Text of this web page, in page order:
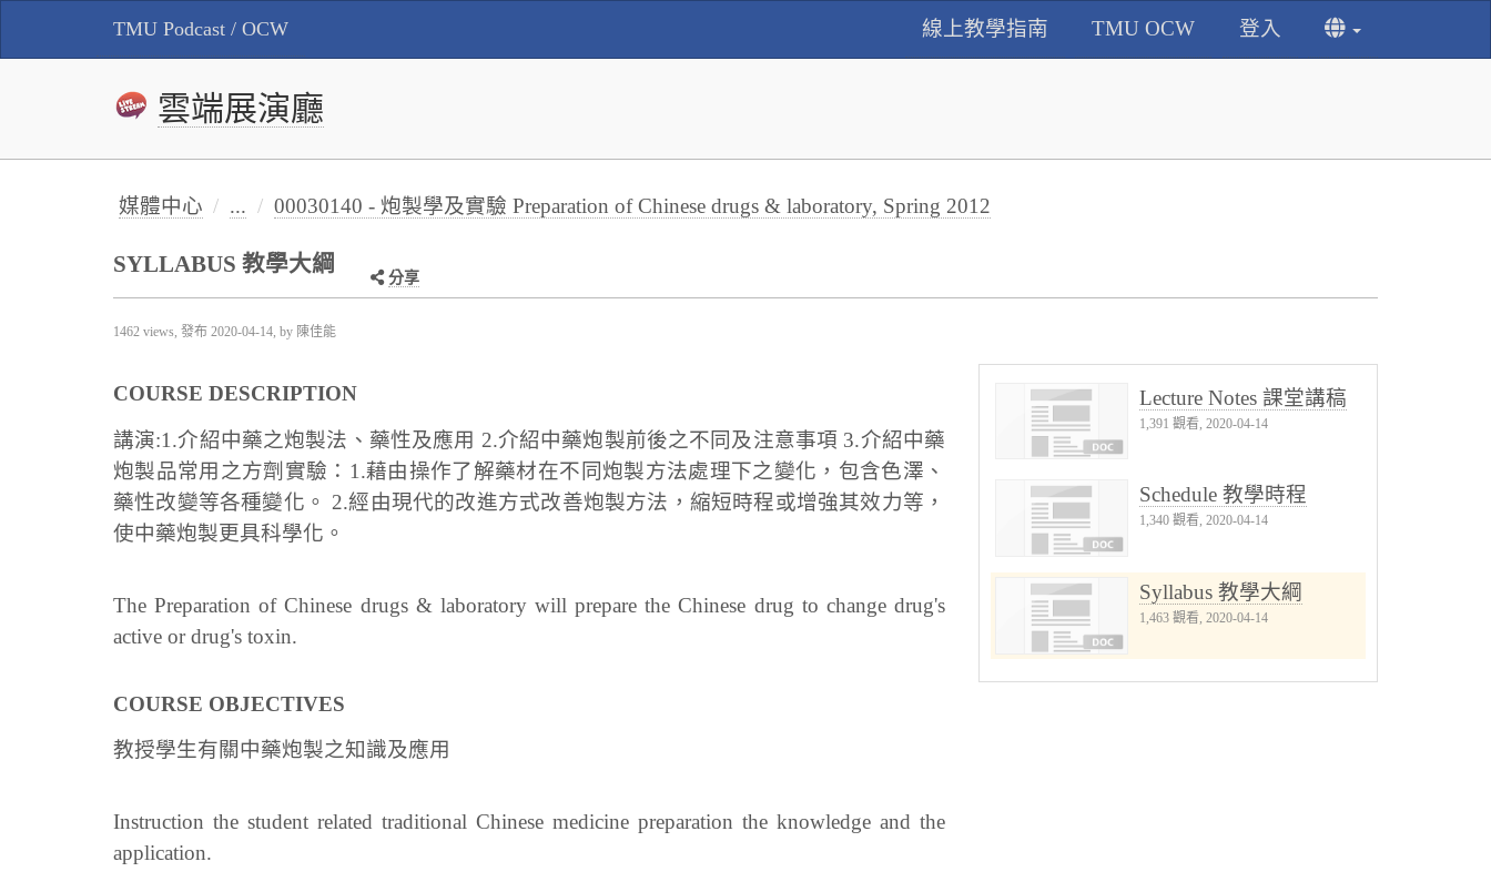
TMU Podcast / OCW 線上教學指南 TMU OCW 登入
雲端展演廳
媒體中心 ... 00030140 - 炮製學及實驗 Preparation of Chinese drugs & laboratory, Spring 2012
SYLLABUS 教學大綱
分享
1462 views, 發布 2020-04-14 , by 陳佳能
COURSE DESCRIPTION
講演:1.介紹中藥之炮製法、藥性及應用 2.介紹中藥炮製前後之不同及注意事項 3.介紹中藥
炮製品常用之方劑實驗：1.藉由操作了解藥材在不同炮製方法處理下之變化，包含色澤、
藥性改變等各種變化。 2.經由現代的改進方式改善炮製方法，縮短時程或增強其效力等，
使中藥炮製更具科學化。
The Preparation of Chinese drugs & laboratory will prepare the Chinese drug to change drug's
active or drug's toxin.
COURSE OBJECTIVES
教授學生有關中藥炮製之知識及應用
Instruction the student related traditional Chinese medicine preparation the knowledge and the
application.
Lecture Notes 課堂講稿
1,391 觀看, 2020-04-14
Schedule 教學時程
1,340 觀看, 2020-04-14
Syllabus 教學大綱
1,463 觀看, 2020-04-14